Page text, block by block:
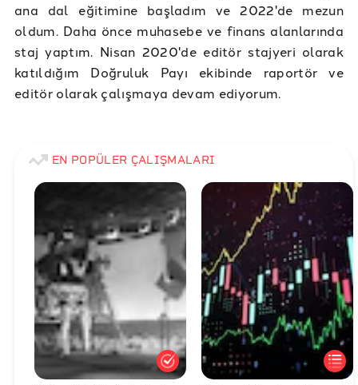
ana dal eğitimine başladım ve 2022'de mezun
oldum. Daha önce muhasebe ve finans alanlarında
staj yaptım. Nisan 2020'de editör stajyeri olarak
katıldığım Doğruluk Payı ekibinde raportör ve
editör olarak çalışmaya devam ediyorum.
EN POPÜLER ÇALIŞMALARI